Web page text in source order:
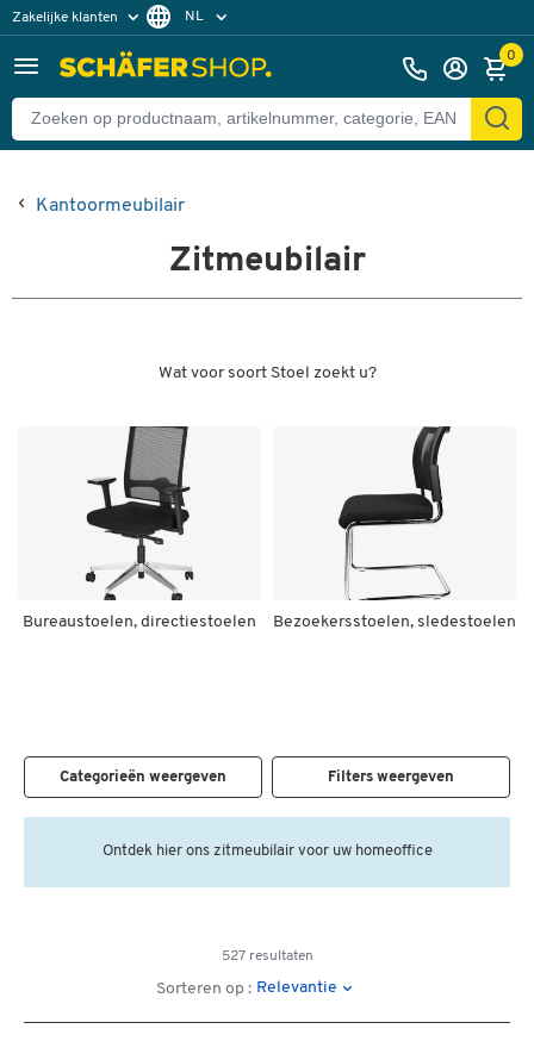
Zakelijke klanten
Particuliere klanten
NL
0
Kantoormeubilair
Zitmeubilair
Wat voor soort Stoel zoekt u?
Bureaustoelen, directiestoelen Bezoekersstoelen, sledestoelen
Categorieën weergeven Filters weergeven
Ontdek hier ons zitmeubilair voor uw homeoffice
527 resultaten
Sorteren op : Relevantie